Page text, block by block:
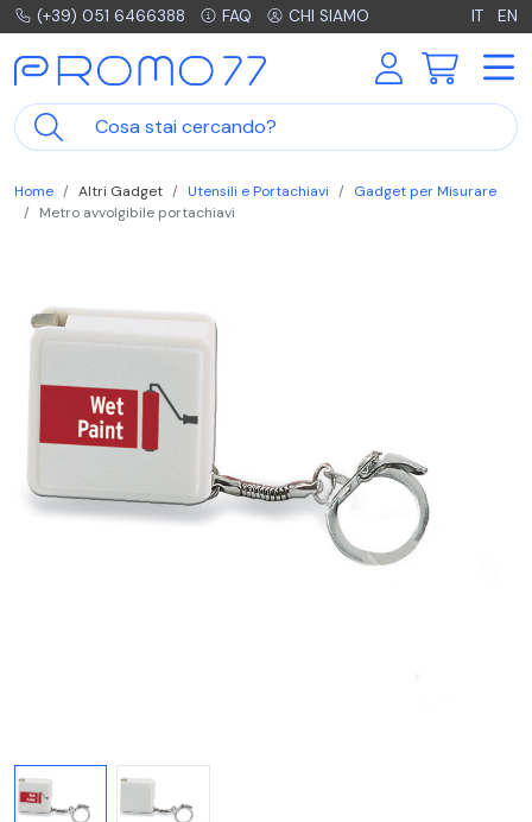
(+39) 051 6466388 FAQ CHI SIAMO IT EN
Home Altri Gadget Utensili e Portachiavi
Gadget per Misurare
Metro avvolgibile portachiavi